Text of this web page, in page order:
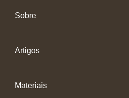
Sobre
Artigos
Materiais